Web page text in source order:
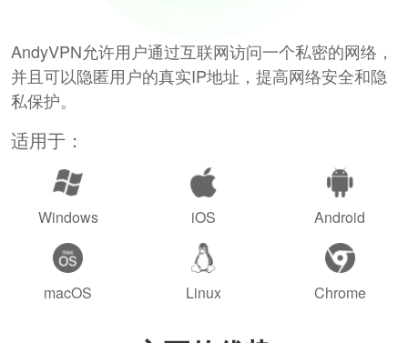
AndyVPN允许用户通过互联网访问一个私密的网络，
并且可以隐匿用户的真实IP地址，提高网络安全和隐
私保护。
适用于：
Windows iOS Android
macOS Linux Chrome